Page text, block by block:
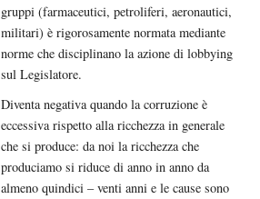
gruppi (farmaceutici, petroliferi, aeronautici,
militari) è rigorosamente normata mediante
norme che disciplinano la azione di lobbying
sul Legislatore.
Diventa negativa quando la corruzione è
eccessiva rispetto alla ricchezza in generale
che si produce: da noi la ricchezza che
produciamo si riduce di anno in anno da
almeno quindici – venti anni e le cause sono